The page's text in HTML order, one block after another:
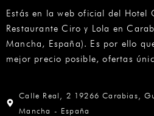
Estás en la web oficial del Hotel
Restaurante Ciro y Lola en
Mancha, España). Es por ello
mejor precio posible, ofertas
Calle Real, 2 19266 Carabias,
Mancha - España